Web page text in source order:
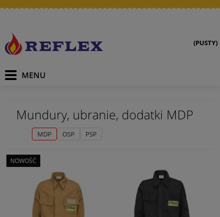
(PUSTY)
Mundury, ubranie, dodatki MDP
MDP OSP PSP
NOWOŚĆ